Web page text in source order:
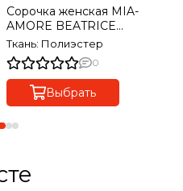
Сорочка женская MIA-
AMORE BEATRICE
БЕАТРИЧЕ 2190
Ткань: Полиэстер
0
Выбрать